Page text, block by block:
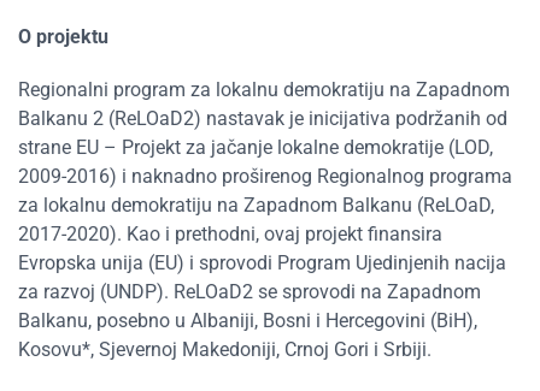
O projektu
Regionalni program za lokalnu demokratiju na Zapadnom
Balkanu 2 (ReLOaD2) nastavak je inicijativa podržanih od
strane EU – Projekt za jačanje lokalne demokratije (LOD,
2009-2016) i naknadno proširenog Regionalnog programa
za lokalnu demokratiju na Zapadnom Balkanu (ReLOaD,
2017-2020). Kao i prethodni, ovaj projekt finansira
Evropska unija (EU) i sprovodi Program Ujedinjenih nacija
za razvoj (UNDP). ReLOaD2 se sprovodi na Zapadnom
Balkanu, posebno u Albaniji, Bosni i Hercegovini (BiH),
Kosovu*, Sjevernoj Makedoniji, Crnoj Gori i Srbiji.